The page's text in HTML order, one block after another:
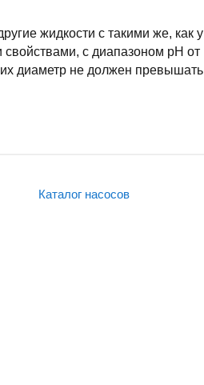
жидкости с такими же, как у
с диапазоном pH от
диаметр не должен превышать
Каталог насосов